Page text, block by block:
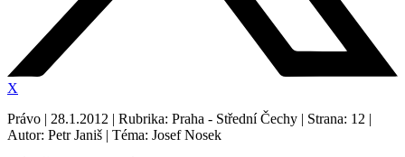
X
Právo | 28.1.2012 | Rubrika: Praha - Střední Čechy | Strana: 12 |
Autor: Petr Janiš | Téma: Josef Nosek